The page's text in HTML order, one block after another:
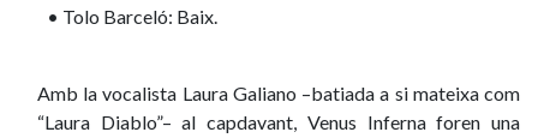
• Tolo Barceló: Baix.
Amb la vocalista Laura Galiano –batiada a si mateixa com
“Laura Diablo”– al capdavant, Venus Inferna foren una